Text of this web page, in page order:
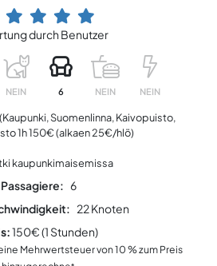
durch Benutzer
NEIN 6 NEIN NEIN
Suomenlinna, Kaivopuisto,
1h 150€ (alkaen 25€/hlö)
kaupunkimaisemissa
Passagiere: 6
22 Knoten
150€ (1 Stunden)
Mehrwertsteuer von 10 % zum Preis